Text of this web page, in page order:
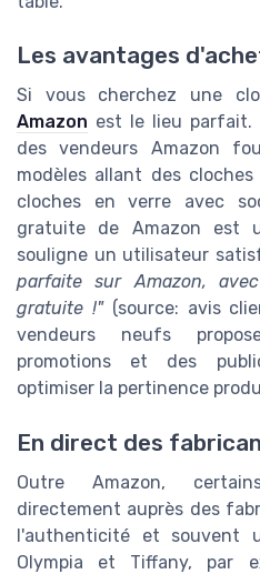
Les avantages
Si vous cherchez une
Amazon est le lieu parfait.
des vendeurs Amazon
modèles allant des
cloches en verre avec
gratuite de Amazon est
souligne un utilisateur
parfaite sur Amazon,
gratuite !"(source: avis
vendeurs neufs
promotions et des
optimiser la pertinence
En direct des
Outre Amazon,
directement auprès des
l'authenticité et souvent
Olympia et Tiffany, par